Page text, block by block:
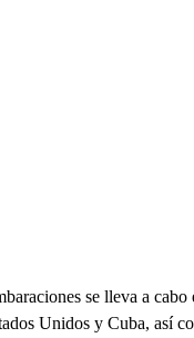
se lleva a
Unidos y Cuba, así